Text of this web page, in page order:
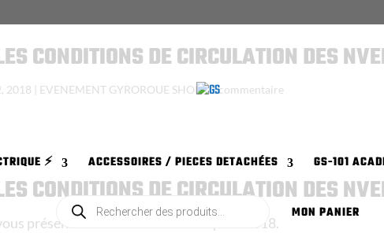
⚡️ ACCESSOIRES / PIECES DETACHÉES GS-101
Recherche
produits
MON PANIER
CONDITIONS DE CIRCULATION DES
2018 EVENEMENT GYROROUE SHOP|1 commentaire
CONDITIONS DE CIRCULATION DES
présenter nos meilleurs voeux pour 2018.